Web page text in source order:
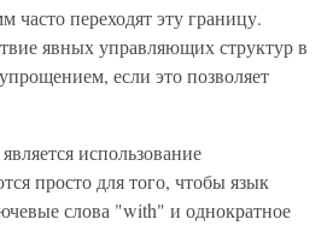
переходят эту границу.
явных управляющих структур в
если это позволяет
использование
просто для того, чтобы язык
слова "with" и однократное